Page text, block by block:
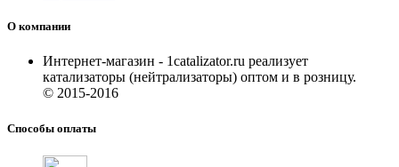
О компании
Интернет-магазин - 1catalizator.ru реализует
катализаторы (нейтрализаторы) оптом и в розницу.
© 2015-2016
Способы оплаты